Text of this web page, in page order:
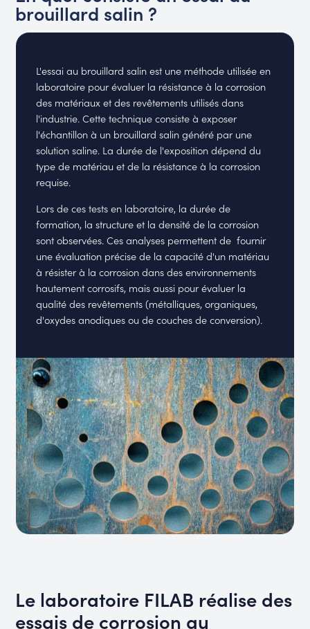
brouillard salin ?
L'essai au brouillard salin est une méthode utilisée en
laboratoire pour évaluer la résistance à la corrosion
des matériaux et des revêtements utilisés dans
l'industrie. Cette technique consiste à exposer
l'échantillon à un brouillard salin généré par une
solution saline. La durée de l'exposition dépend du
type de matériau et de la résistance à la corrosion
requise.
Lors de ces tests en laboratoire, la durée de
formation, la structure et la densité de la corrosion
sont observées. Ces analyses permettent de fournir
une évaluation précise de la capacité d'un matériau
à résister à la corrosion dans des environnements
hautement corrosifs, mais aussi pour évaluer la
qualité des revêtements (métalliques, organiques,
d'oxydes anodiques ou de couches de conversion).
Le laboratoire FILAB réalise des
essais de corrosion au